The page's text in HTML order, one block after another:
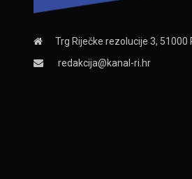
Trg Riječke rezolucije 3, 51000
redakcija@kanal-ri.hr